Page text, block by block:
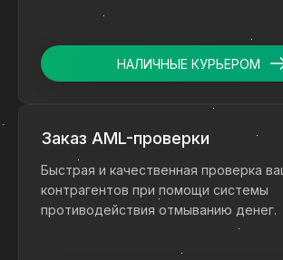
НАЛИЧНЫЕ КУРЬЕРОМ
Заказ AML-проверки
Быстрая и качественная проверка
контрагентов при помощи системы
противодействия отмыванию денег.